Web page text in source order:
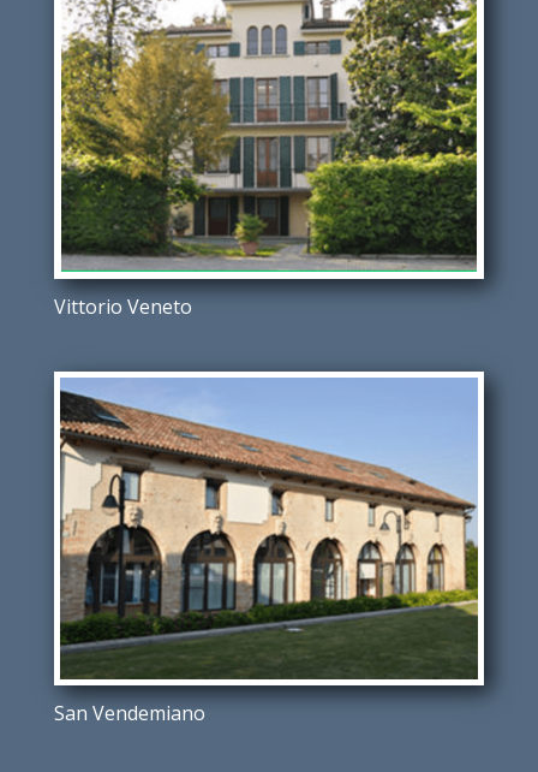
Vittorio Veneto
San Vendemiano